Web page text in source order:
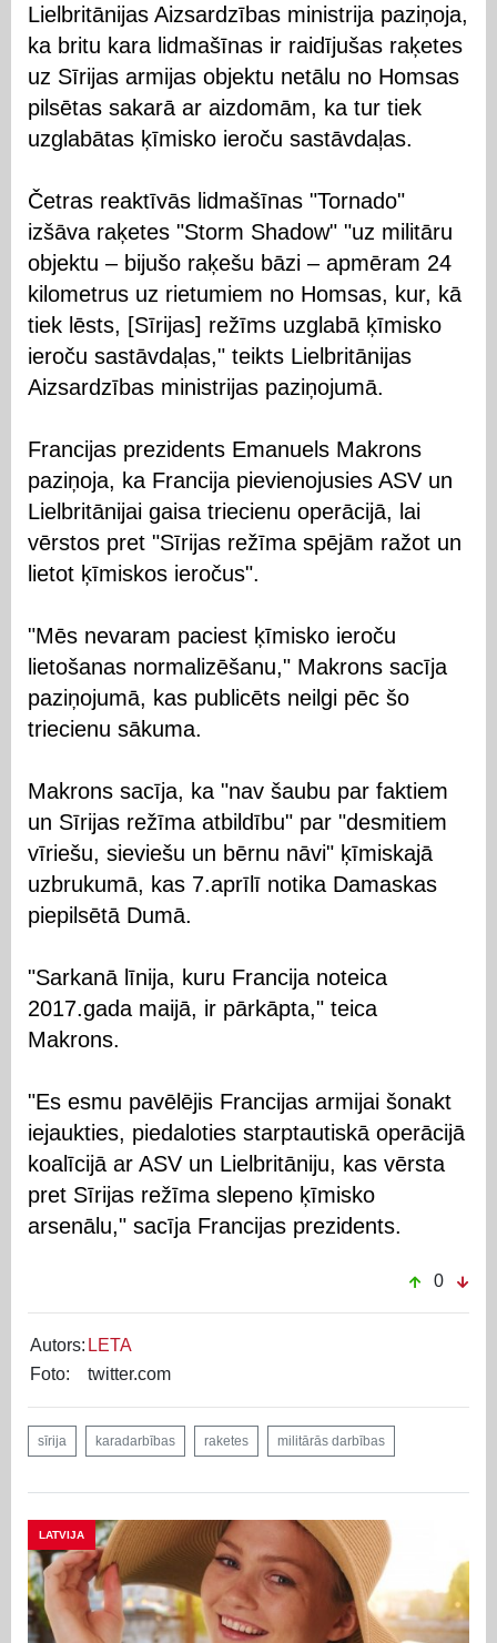
Lielbritānijas Aizsardzības ministrija paziņoja,
ka britu kara lidmašīnas ir raidījušas raķetes
uz Sīrijas armijas objektu netālu no Homsas
pilsētas sakarā ar aizdomām, ka tur tiek
uzglabātas ķīmisko ieroču sastāvdaļas.
Četras reaktīvās lidmašīnas "Tornado"
izšāva raķetes "Storm Shadow" "uz militāru
objektu – bijušo raķešu bāzi – apmēram 24
kilometrus uz rietumiem no Homsas, kur, kā
tiek lēsts, [Sīrijas] režīms uzglabā ķīmisko
ieroču sastāvdaļas," teikts Lielbritānijas
Aizsardzības ministrijas paziņojumā.
Francijas prezidents Emanuels Makrons
paziņoja, ka Francija pievienojusies ASV un
Lielbritānijai gaisa triecienu operācijā, lai
vērstos pret "Sīrijas režīma spējām ražot un
lietot ķīmiskos ieročus".
"Mēs nevaram paciest ķīmisko ieroču
lietošanas normalizēšanu," Makrons sacīja
paziņojumā, kas publicēts neilgi pēc šo
triecienu sākuma.
Makrons sacīja, ka "nav šaubu par faktiem
un Sīrijas režīma atbildību" par "desmitiem
vīriešu, sieviešu un bērnu nāvi" ķīmiskajā
uzbrukumā, kas 7.aprīlī notika Damaskas
piepilsētā Dumā.
"Sarkanā līnija, kuru Francija noteica
2017.gada maijā, ir pārkāpta," teica
Makrons.
"Es esmu pavēlējis Francijas armijai šonakt
iejaukties, piedaloties starptautiskā operācijā
koalīcijā ar ASV un Lielbritāniju, kas vērsta
pret Sīrijas režīma slepeno ķīmisko
arsenālu," sacīja Francijas prezidents.
0
Autors: LETA
Foto:
twitter.com
sīrija karadarbības raketes militārās darbības
LATVIJA